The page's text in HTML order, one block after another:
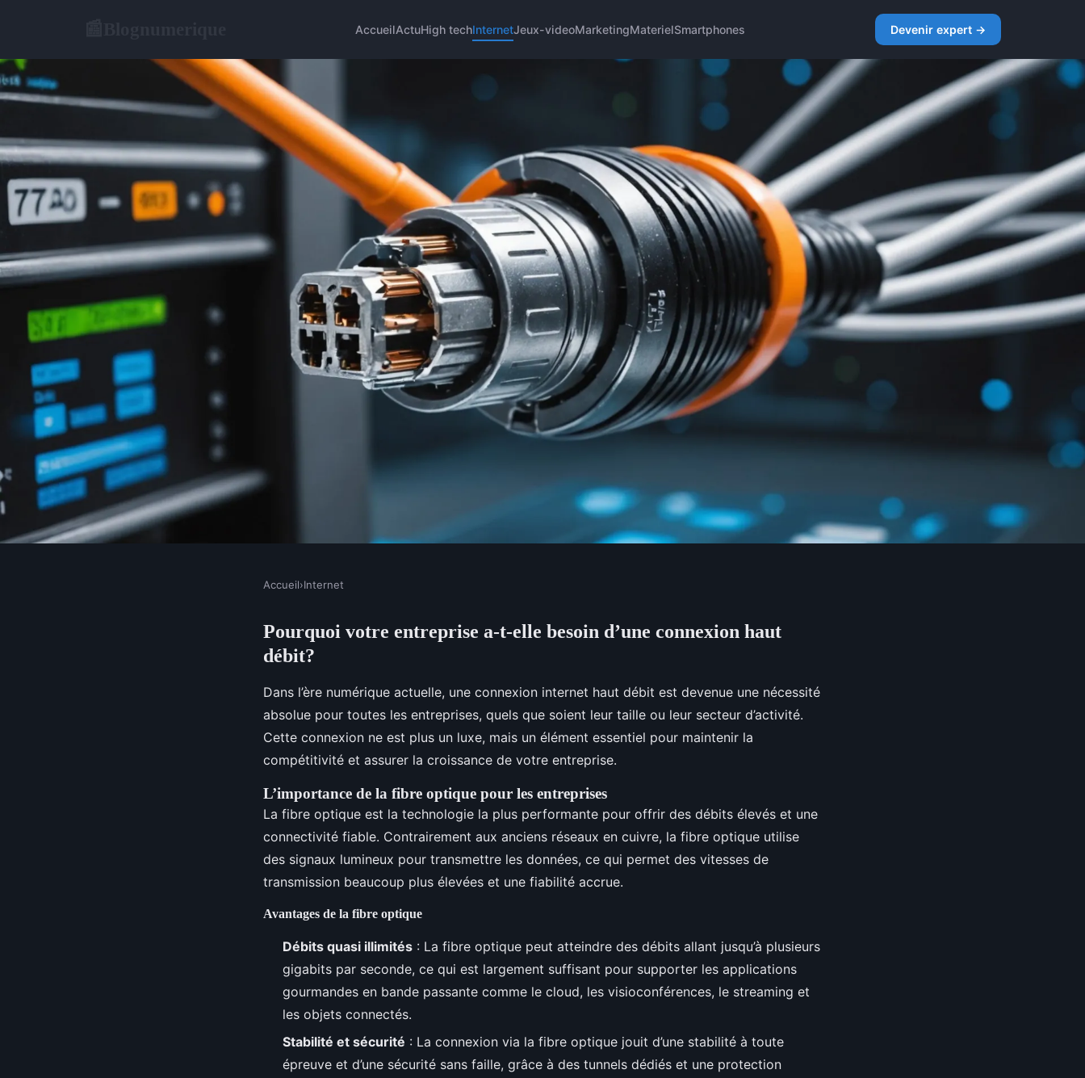
AccueilActuHigh techInternetJeux-videoMarketingMaterielSmartphones Devenir expert →
Pourquoi votre entreprise a-t-elle besoin
d'une connexion haut débit?
Accueil›Internet
Pourquoi votre entreprise a-t-elle besoin d’une connexion haut
débit?
Dans l’ère numérique actuelle, une connexion internet haut débit est devenue une nécessité
absolue pour toutes les entreprises, quels que soient leur taille ou leur secteur d’activité.
Cette connexion ne est plus un luxe, mais un élément essentiel pour maintenir la
compétitivité et assurer la croissance de votre entreprise.
L’importance de la fibre optique pour les entreprises
La fibre optique est la technologie la plus performante pour offrir des débits élevés et une
connectivité fiable. Contrairement aux anciens réseaux en cuivre, la fibre optique utilise
des signaux lumineux pour transmettre les données, ce qui permet des vitesses de
transmission beaucoup plus élevées et une fiabilité accrue.
Avantages de la fibre optique
Débits quasi illimités : La fibre optique peut atteindre des débits allant jusqu’à plusieurs
gigabits par seconde, ce qui est largement suffisant pour supporter les applications
gourmandes en bande passante comme le cloud, les visioconférences, le streaming et
les objets connectés.
Stabilité et sécurité : La connexion via la fibre optique jouit d’une stabilité à toute
épreuve et d’une sécurité sans faille, grâce à des tunnels dédiés et une protection